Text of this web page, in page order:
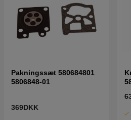
Pakningssæt 580684801
5806848-01
369DKK